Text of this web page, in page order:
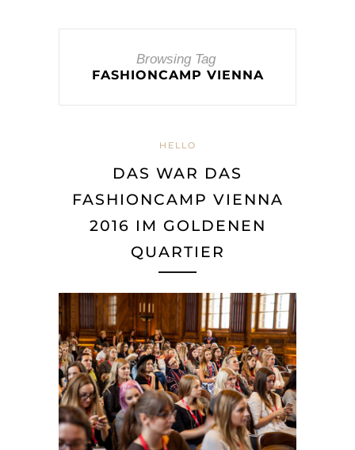
Browsing Tag
FASHIONCAMP VIENNA
HELLO
DAS WAR DAS
FASHIONCAMP VIENNA
2016 IM GOLDENEN
QUARTIER